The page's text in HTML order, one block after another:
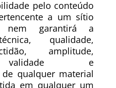
pelo conteúdo
a um sítio
nem garantirá a
qualidade,
amplitude,
validade e
qualquer material
em qualquer um